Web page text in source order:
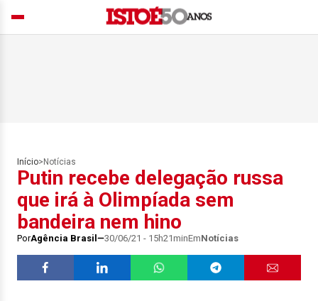
Início> Notícias
Putin recebe delegação russa
que irá à Olimpíada sem
bandeira nem hino
PorAgência Brasil 30/06/21 - 15h21minEmNotícias